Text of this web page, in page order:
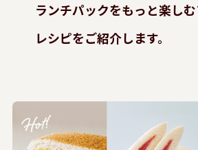
ランチパックをもっと楽し
レシピをご紹介します。